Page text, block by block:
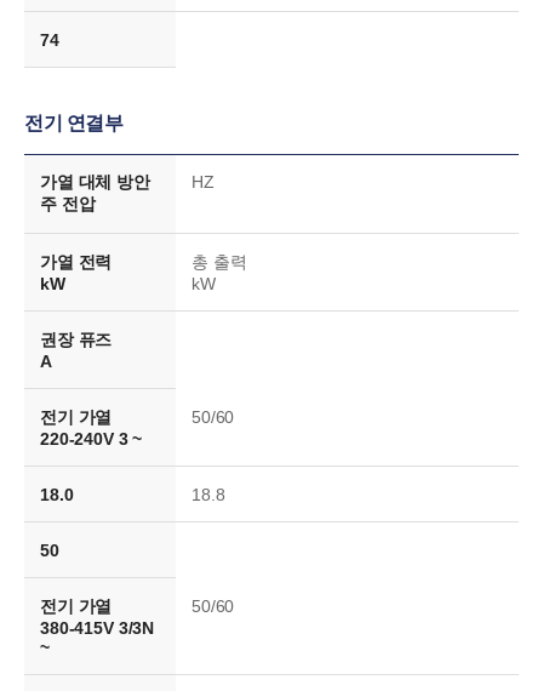
74
전기 연결부
가열 대체 방안
주 전압
HZ
가열 전력
kW
총 출력
kW
권장 퓨즈
A
전기 가열
220-240V 3 ~
50/60
18.0 18.8
50
전기 가열
380-415V 3/3N
~
50/60